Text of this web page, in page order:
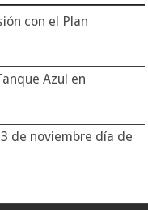
con el Plan
Azul en
de noviembre día de